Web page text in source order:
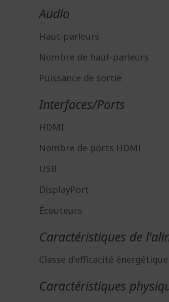
Audio
Haut-parleurs
Nombre de haut-parleurs
Puissance de sortie
Interfaces/Ports
HDMI
Nombre de ports HDMI
USB
DisplayPort
Écouteurs
Caractéristiques de
Classe d'efficacité énergétique
Caractéristiques